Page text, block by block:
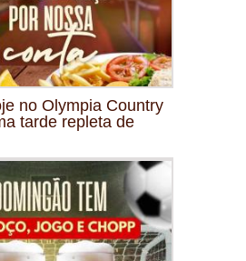
no Olympia Country
tarde repleta de